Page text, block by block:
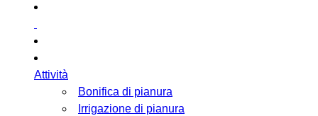
Attività
Bonifica di pianura
Irrigazione di pianura